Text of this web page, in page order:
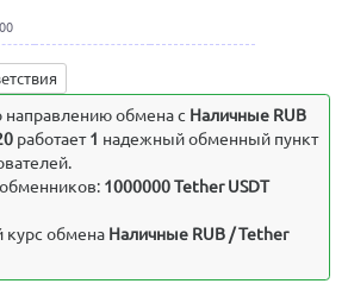
обмена c Наличные RUB
работает1 надежный обменный пункт
1000000 Tether USDT
обмена Наличные RUB / Tether